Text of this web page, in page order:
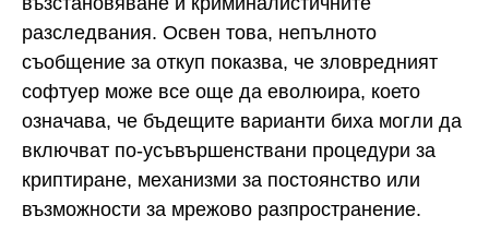
разследвания. Освен това, непълното
съобщение за откуп показва, че зловредният
софтуер може все още да еволюира, което
означава, че бъдещите варианти биха могли да
включват по-усъвършенствани процедури за
криптиране, механизми за постоянство или
възможности за мрежово разпространение.